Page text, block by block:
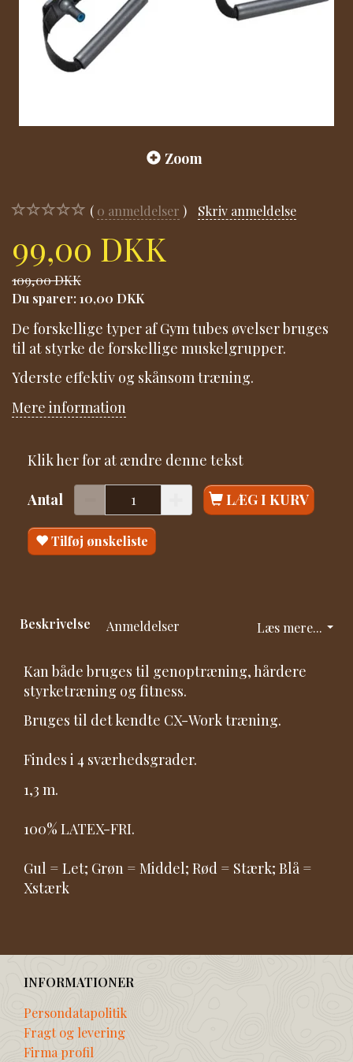
Zoom
0 anmeldelser Skriv anmeldelse
99,00 DKK
109,00 DKK
Du sparer: 10,00 DKK
De forskellige typer af Gym tubes øvelser bruges
til at styrke de forskellige muskelgrupper.
Yderste effektiv og skånsom træning.
Mere information
Klik her for at ændre denne tekst
Antal LÆG I KURV
Tilføj ønskeliste
Læs mere...
Beskrivelse Anmeldelser
Kan både bruges til genoptræning, hårdere
styrketræning og fitness.
Bruges til det kendte CX-Work træning.
Findes i 4 sværhedsgrader.
1,3 m.
100% LATEX-FRI.
Gul = Let; Grøn = Middel; Rød = Stærk; Blå =
Xstærk
INFORMATIONER
Persondatapolitik
Fragt og levering
Firma profil